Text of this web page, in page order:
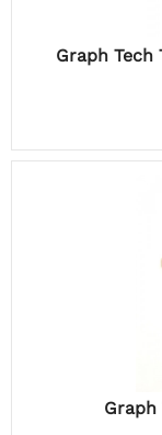
Graph Tech
Graph